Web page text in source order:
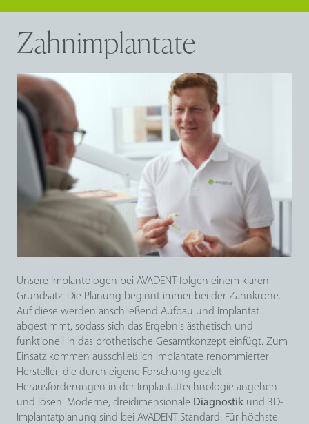
Zahnimplantate
Unsere Implantologen bei AVADENT folgen einem klaren
Grundsatz: Die Planung beginnt immer bei der Zahnkrone.
Auf diese werden anschließend Aufbau und Implantat
abgestimmt, sodass sich das Ergebnis ästhetisch und
funktionell in das prothetische Gesamtkonzept einfügt. Zum
Einsatz kommen ausschließlich Implantate renommierter
Hersteller, die durch eigene Forschung gezielt
Herausforderungen in der Implantattechnologie angehen
und lösen. Moderne, dreidimensionale Diagnostik und 3D-
Implantatplanung sind bei AVADENT Standard. Für höchste